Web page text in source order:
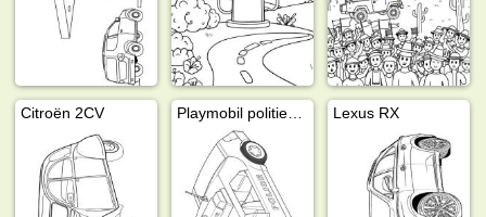
Citroën 2CV Lexus RX